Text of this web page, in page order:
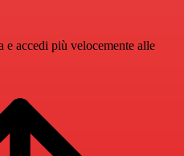
e accedi più velocemente alle